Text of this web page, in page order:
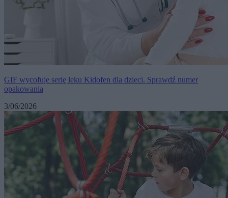
GIF wycofuje serię leku Kidofen dla dzieci. Sprawdź numer
opakowania
3/06/2026